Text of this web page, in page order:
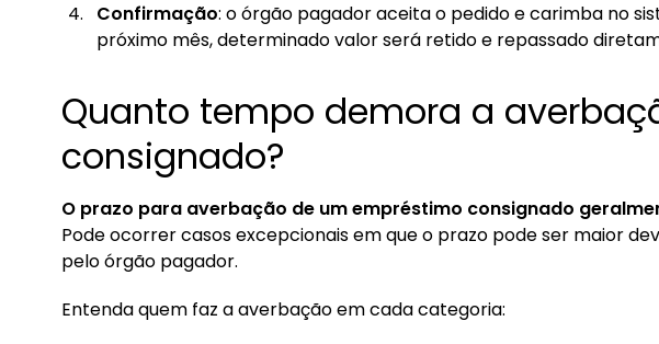
Confirmação: o órgão pagador aceita o pedido e carimba no
próximo mês, determinado valor será retido e repassado
Quanto tempo demora a
consignado?
O prazo para averbação de um empréstimo consignado
Pode ocorrer casos excepcionais em que o prazo pode ser maior
pelo órgão pagador.
Entenda quem faz a averbação em cada categoria: